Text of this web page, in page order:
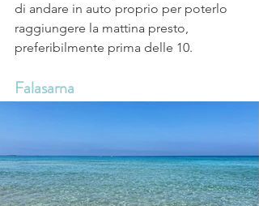
di andare in auto proprio per poterlo
raggiungere la mattina presto,
preferibilmente prima delle 10.
Falasarna